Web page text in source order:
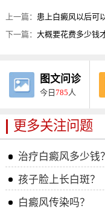
上一篇： 患上白癜风以后可
下一篇：大概要花费多少钱
图文问诊
今日785 人
更多关注问题
治疗白癜风多少钱？
孩子脸上长白斑？
白癜风传染吗？